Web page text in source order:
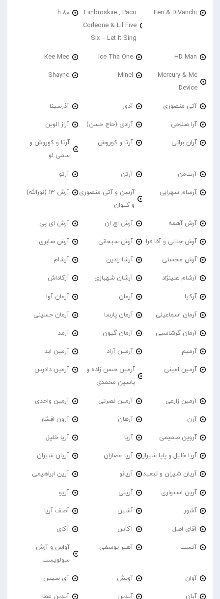
Fen & DiVanchi
Fiinbroskiie , Paco
Corleone & Lil Five
Six – Let It Sing
h.80
HD Man
Ice Tha One
Kee Mee
Mercury & Mc
Device
Minel
Shayne
آتی منصوری آدور آذرسینا
آرا صلاحی آرادی (حاج حسن) آراز الوین
آران براتی آرتا و کوروش
آرتا و کوروش و
سمی لو
آرت‌من آرتن آرتو
آرسام سهرابی
آرسن و آتی منصوری
و کیوان
آرش 13 (نورالله)
آرش آهمه آرش اچ ان آرش ای پی
آرش جلالی و آقا فرا آرش سبحانی آرش صابری
آرش محسنی آرشا رادین آرشام
آرشام علینژاد آرشان شهبازی آرکاداش
آرکیا آرمان آرمان آوا
آرمان اسماعیلی آرمان پارسا آرمان حسینی
آرمان گرشاسبی آرمان گیون آرمد
آرمیم آرمین آراد آرمین ابد
آرمین امینی
آرمین حسن زاده و
یاسین محمدی
آرمین دادرس
آرمین زارعی آرمین نصرتی آرمین واحدی
آرن آرهان آرون افشار
آروین صمیمی آریا آریا خلیل
آریا خلیل و پاپا شیراز آریا عصاران آریان شیران
آریان شیران و تبعید آریانو آرین ابراهیمی
آرین استواری آرینی آریو
آشور آشین آصف آریا
آقای اصل آکاس آکای
آنست آهیر یوسفی
آواس و آرش
سولویست
آوان آویش آی سیس
آیان آیدین آیدین عطا